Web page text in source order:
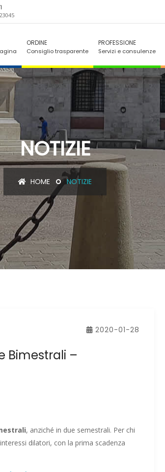
ORDINE
Consiglio trasparente
PROFESSIONE
Servizi e consulenze
NOTIZIE
HOME NOTIZIE
2020-01-28
Bimestrali –
, anziché in due semestrali. Per chi
dilatori, con la prima scadenza